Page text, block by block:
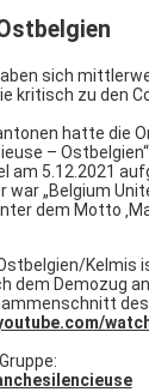
sich
kritisch zu den
hatte die
–
am 5.12.2021
„Belgium
dem Motto
Kelmis
dem Demozug